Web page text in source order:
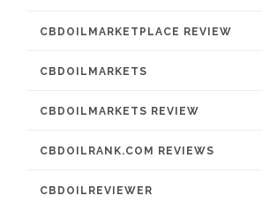
CBDOILMARKETPLACE REVIEW
CBDOILMARKETS
CBDOILMARKETS REVIEW
CBDOILRANK.COM REVIEWS
CBDOILREVIEWER